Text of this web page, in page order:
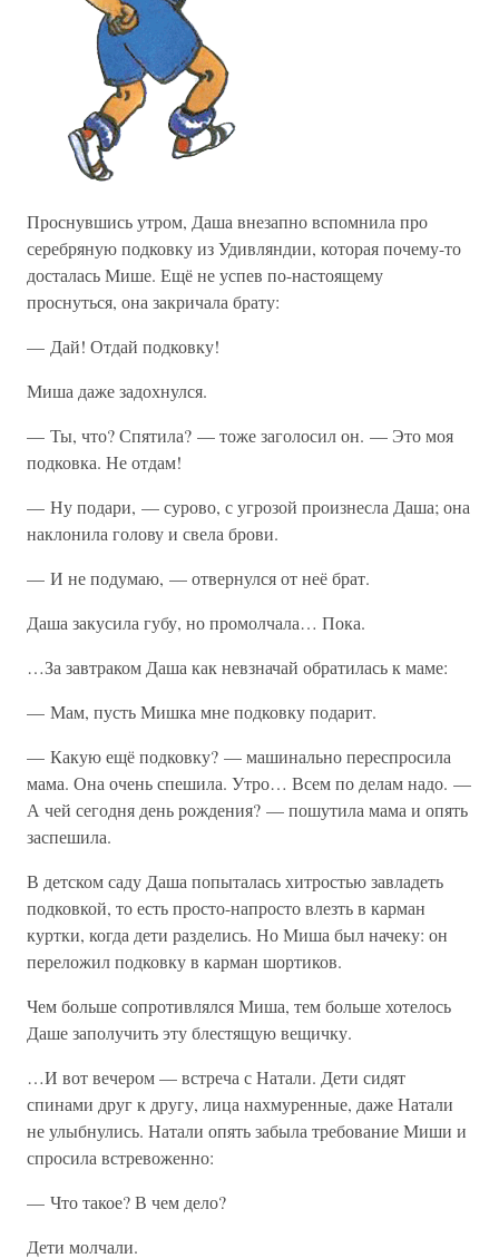
Проснувшись утром, Даша внезапно вспомнила про
серебряную подковку из Удивляндии, которая почему-то
досталась Мише. Ещё не успев по-настоящему
проснуться, она закричала брату:
— Дай! Отдай подковку!
Миша даже задохнулся.
— Ты, что? Спятила? — тоже заголосил он. — Это моя
подковка. Не отдам!
— Ну подари, — сурово, с угрозой произнесла Даша; она
наклонила голову и свела брови.
— И не подумаю, — отвернулся от неё брат.
Даша закусила губу, но промолчала… Пока.
…За завтраком Даша как невзначай обратилась к маме:
— Мам, пусть Мишка мне подковку подарит.
— Какую ещё подковку? — машинально переспросила
мама. Она очень спешила. Утро… Всем по делам надо. —
А чей сегодня день рождения? — пошутила мама и опять
заспешила.
В детском саду Даша попыталась хитростью завладеть
подковкой, то есть просто-напросто влезть в карман
куртки, когда дети разделись. Но Миша был начеку: он
переложил подковку в карман шортиков.
Чем больше сопротивлялся Миша, тем больше хотелось
Даше заполучить эту блестящую вещичку.
…И вот вечером — встреча с Натали. Дети сидят
спинами друг к другу, лица нахмуренные, даже Натали
не улыбнулись. Натали опять забыла требование Миши и
спросила встревоженно:
— Что такое? В чем дело?
Дети молчали.